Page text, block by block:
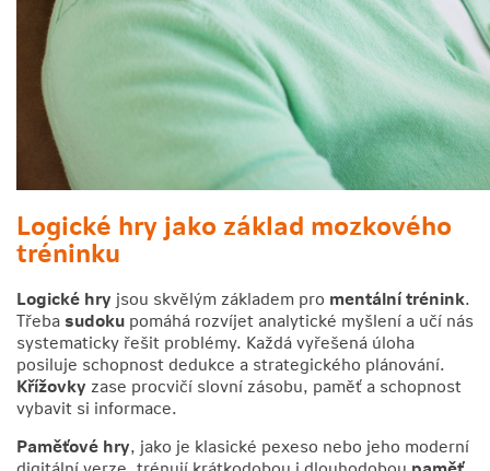
Logické hry jako základ mozkového
tréninku
Logické hry jsou skvělým základem pro mentální trénink.
Třeba sudoku pomáhá rozvíjet analytické myšlení a učí nás
systematicky řešit problémy. Každá vyřešená úloha
posiluje schopnost dedukce a strategického plánování.
Křížovky zase procvičí slovní zásobu, paměť a schopnost
vybavit si informace.
Paměťové hry, jako je klasické pexeso nebo jeho moderní